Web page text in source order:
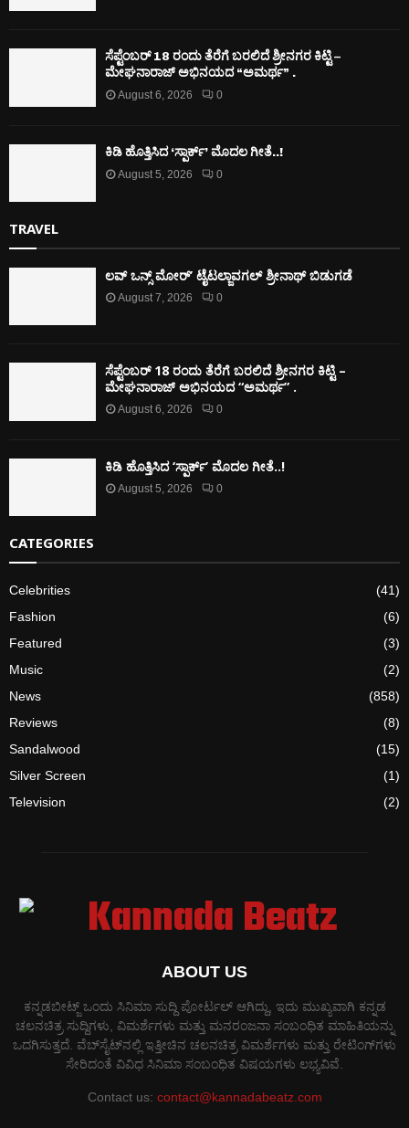
ಸೆಪ್ಟೆಂಬರ್ 18 ರಂದು ತೆರೆಗೆ ಬರಲಿದೆ ಶ್ರೀನಗರ ಕಿಟ್ಟಿ –
ಮೇಘನಾರಾಜ್ ಅಭಿನಯದ “ಅಮರ್ಥ” .
August 6, 2026 0
ಕಿಡಿ‌‌ ಹೊತ್ತಿಸಿದ ‘ಸ್ಪಾರ್ಕ್’ ಮೊದಲ‌ ಗೀತೆ..!
August 5, 2026 0
TRAVEL
ಲವ್ ಒನ್ಸ್ ಮೋರ್’ ಟೈಟಲ್ಜಾವಗಲ್ ಶ್ರೀನಾಥ್ ಬಿಡುಗಡೆ
August 7, 2026 0
ಸೆಪ್ಟೆಂಬರ್ 18 ರಂದು ತೆರೆಗೆ ಬರಲಿದೆ ಶ್ರೀನಗರ ಕಿಟ್ಟಿ –
ಮೇಘನಾರಾಜ್ ಅಭಿನಯದ “ಅಮರ್ಥ” .
August 6, 2026 0
ಕಿಡಿ‌‌ ಹೊತ್ತಿಸಿದ ‘ಸ್ಪಾರ್ಕ್’ ಮೊದಲ‌ ಗೀತೆ..!
August 5, 2026 0
CATEGORIES
Celebrities
(41)
Fashion
(6)
Featured
(3)
Music
(2)
News
(858)
Reviews
(8)
Sandalwood
(15)
Silver Screen
(1)
Television
(2)
ABOUT US
ಕನ್ನಡಬೀಟ್ಜ್ ಒಂದು ಸಿನಿಮಾ ಸುದ್ದಿ ಪೋರ್ಟಲ್ ಆಗಿದ್ದು, ಇದು ಮುಖ್ಯವಾಗಿ ಕನ್ನಡ
ಚಲನಚಿತ್ರ ಸುದ್ದಿಗಳು, ವಿಮರ್ಶೆಗಳು ಮತ್ತು ಮನರಂಜನಾ ಸಂಬಂಧಿತ ಮಾಹಿತಿಯನ್ನು
ಒದಗಿಸುತ್ತದೆ. ವೆಬ್‌ಸೈಟ್‌ನಲ್ಲಿ ಇತ್ತೀಚಿನ ಚಲನಚಿತ್ರ ವಿಮರ್ಶೆಗಳು ಮತ್ತು ರೇಟಿಂಗ್‌ಗಳು
ಸೇರಿದಂತೆ ವಿವಿಧ ಸಿನಿಮಾ ಸಂಬಂಧಿತ ವಿಷಯಗಳು ಲಭ್ಯವಿವೆ.
Contact us: contact@kannadabeatz.com